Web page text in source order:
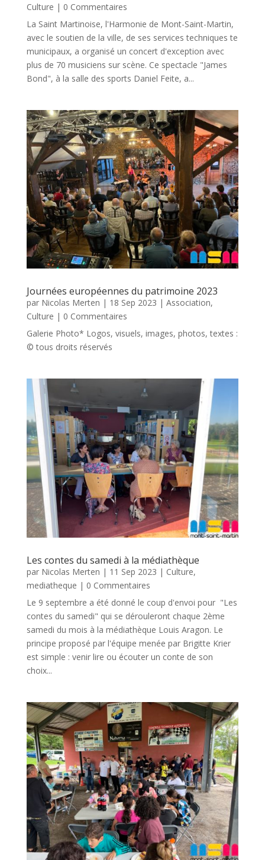
Culture | 0 Commentaires
La Saint Martinoise, l'Harmonie de Mont-Saint-Martin,
avec le soutien de la ville, de ses services techniques te
municipaux, a organisé un concert d'exception avec
plus de 70 musiciens sur scène. Ce spectacle "James
Bond", à la salle des sports Daniel Feite, a...
Journées européennes du patrimoine 2023
par Nicolas Merten | 18 Sep 2023 | Association,
Culture | 0 Commentaires
Galerie Photo* Logos, visuels, images, photos, textes :
© tous droits réservés
Les contes du samedi à la médiathèque
par Nicolas Merten | 11 Sep 2023 | Culture,
mediatheque | 0 Commentaires
Le 9 septembre a été donné le coup d'envoi pour "Les
contes du samedi" qui se dérouleront chaque 2ème
samedi du mois à la médiathèque Louis Aragon. Le
principe proposé par l'équipe menée par Brigitte Krier
est simple : venir lire ou écouter un conte de son
choix...